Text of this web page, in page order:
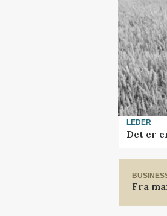
LEDER
Det er
Fra